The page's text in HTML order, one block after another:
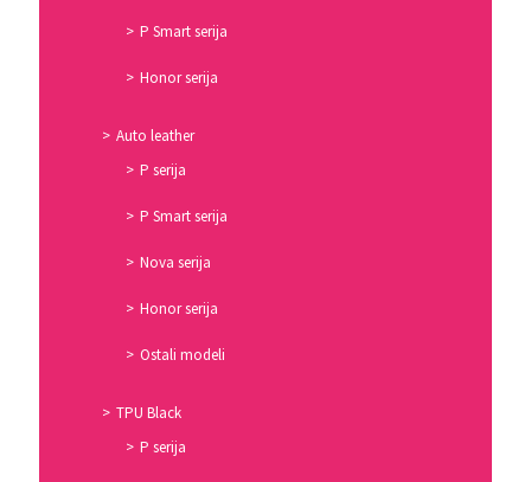
P Smart serija
Honor serija
Auto leather
P serija
P Smart serija
Nova serija
Honor serija
Ostali modeli
TPU Black
P serija